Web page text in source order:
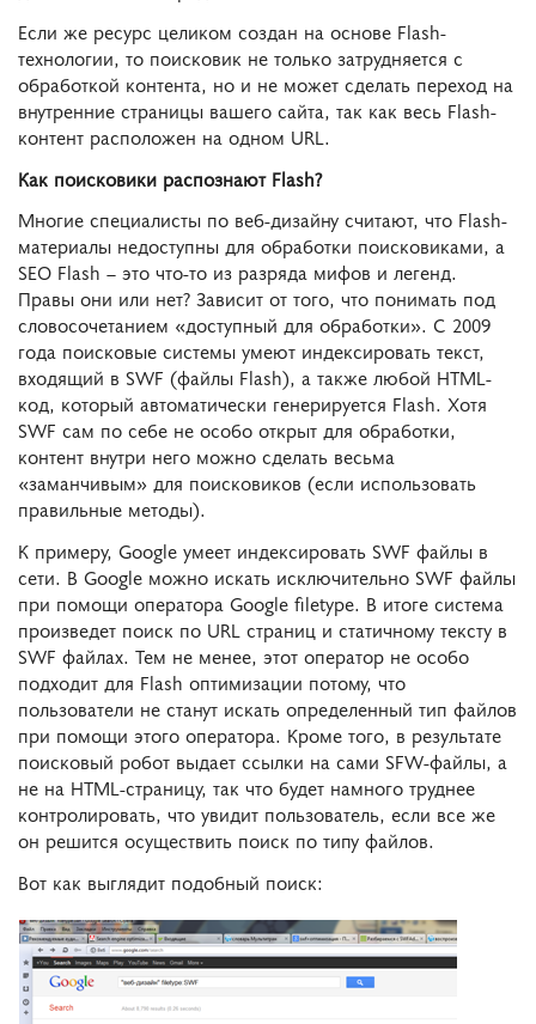
Если же ресурс целиком создан на основе Flash-
технологии, то поисковик не только затрудняется с
обработкой контента, но и не может сделать переход на
внутренние страницы вашего сайта, так как весь Flash-
контент расположен на одном URL.
Как поисковики распознают Flash?
Многие специалисты по веб-дизайну считают, что Flash-
материалы недоступны для обработки поисковиками, а
SEO Flash – это что-то из разряда мифов и легенд.
Правы они или нет? Зависит от того, что понимать под
словосочетанием «доступный для обработки». С 2009
года поисковые системы умеют индексировать текст,
входящий в SWF (файлы Flash), а также любой HTML-
код, который автоматически генерируется Flash. Хотя
SWF сам по себе не особо открыт для обработки,
контент внутри него можно сделать весьма
«заманчивым» для поисковиков (если использовать
правильные методы).
К примеру, Google умеет индексировать SWF файлы в
сети. В Google можно искать исключительно SWF файлы
при помощи оператора Google filetype. В итоге система
произведет поиск по URL страниц и статичному тексту в
SWF файлах. Тем не менее, этот оператор не особо
подходит для Flash оптимизации потому, что
пользователи не станут искать определенный тип файлов
при помощи этого оператора. Кроме того, в результате
поисковый робот выдает ссылки на сами SFW-файлы, а
не на HTML-страницу, так что будет намного труднее
контролировать, что увидит пользователь, если все же
он решится осуществить поиск по типу файлов.
Вот как выглядит подобный поиск: